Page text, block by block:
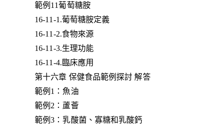
範例11葡萄糖胺
16-11-1.葡萄糖胺定義
16-11-2.食物來源
16-11-3.生理功能
16-11-4.臨床應用
第十六章 保健食品範例探討 解答
範例1：魚油
範例2：蘆薈
範例3：乳酸菌、寡糖和乳酸鈣